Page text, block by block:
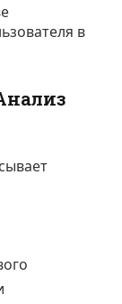
в